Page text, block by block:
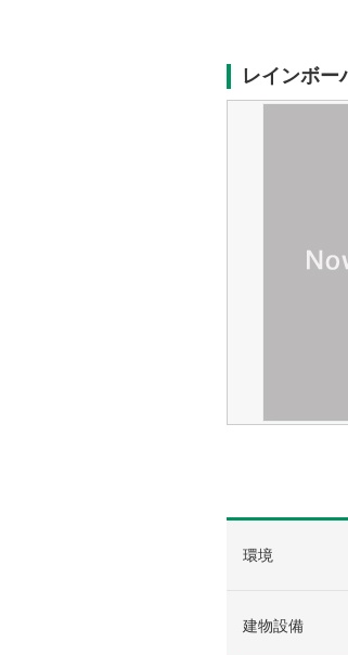
レインボ
環境
建物設備